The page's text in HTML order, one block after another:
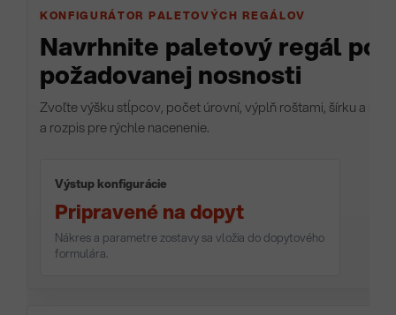
KONFIGURÁTOR PALETOVÝCH REGÁLOV
Navrhnite paletový regál
požadovanej nosnosti
Zvoľte výšku stĺpcov, počet úrovní, výplň roštami, šírku a
a rozpis pre rýchle nacenenie.
Výstup konfigurácie
Pripravené na dopyt
Nákres a parametre zostavy sa vložia do dopytového
formulára.